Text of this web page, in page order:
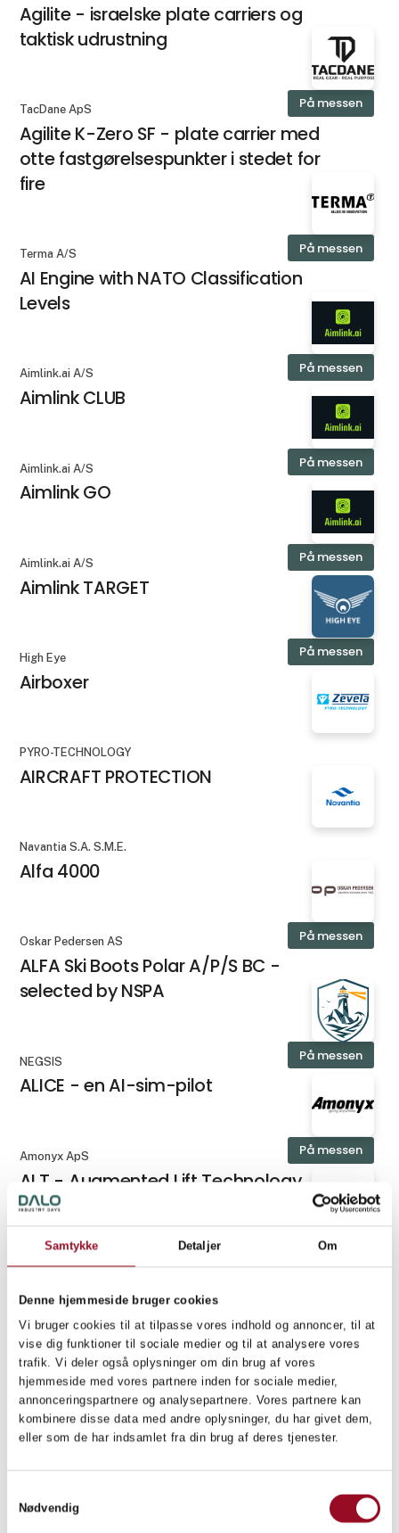
Samtykke Detaljer Om
Denne hjemmeside bruger cookies
Vi bruger cookies til at tilpasse vores indhold og annoncer, til at
vise dig funktioner til sociale medier og til at analysere vores
trafik. Vi deler også oplysninger om din brug af vores
hjemmeside med vores partnere inden for sociale medier,
annonceringspartnere og analysepartnere. Vores partnere kan
kombinere disse data med andre oplysninger, du har givet dem,
eller som de har indsamlet fra din brug af deres tjenester.
Nødvendig
Agilite - israelske plate carriers og
taktisk udrustning
På messen
TacDane ApS
Agilite K-Zero SF - plate carrier med
otte fastgørelsespunkter i stedet for
fire
På messen
Terma A/S
AI Engine with NATO Classification
Levels
På messen
Aimlink.ai A/S
Aimlink CLUB
På messen
Aimlink.ai A/S
Aimlink GO
På messen
Aimlink.ai A/S
Aimlink TARGET
På messen
High Eye
Airboxer
PYRO-TECHNOLOGY
AIRCRAFT PROTECTION
Navantia S.A. S.M.E.
Alfa 4000
På messen
Oskar Pedersen AS
ALFA Ski Boots Polar A/P/S BC -
selected by NSPA
På messen
NEGSIS
ALICE - en AI-sim-pilot
På messen
Amonyx ApS
ALT - Augmented Lift Technology
Excalibur Army spol. s r.o.
AM-70 EX
På messen
Aluano ApS
Anodisering / Eloxering
Anschütz GmbH
Anschütz Autonomics
På messen